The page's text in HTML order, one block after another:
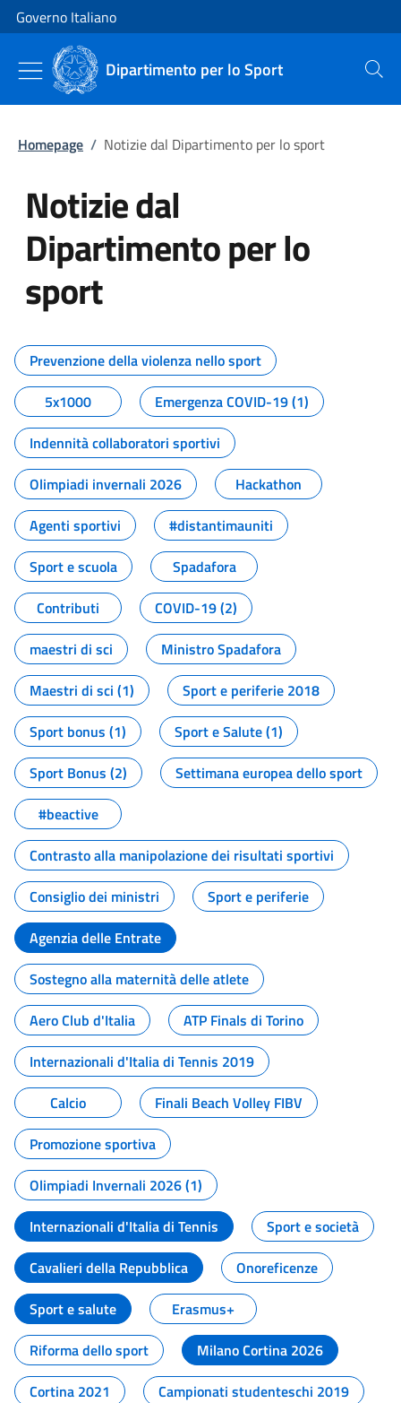
Vai al contenuto
Vai alla navigazione del sito
Governo Italiano
Dipartimento per lo Sport Cerca
Homepage / Notizie dal Dipartimento per lo sport
Notizie dal
Dipartimento per lo
sport
Tutti i contenuti della pagina
Prevenzione della violenza nello sport
5x1000
Emergenza COVID-19 (1)
Indennità collaboratori sportivi
Olimpiadi invernali 2026
Hackathon
Agenti sportivi
#distantimauniti
Sport e scuola
Spadafora
Contributi
COVID-19 (2)
maestri di sci
Ministro Spadafora
Maestri di sci (1)
Sport e periferie 2018
Sport bonus (1)
Sport e Salute (1)
Sport Bonus (2)
Settimana europea dello sport
#beactive
Contrasto alla manipolazione dei risultati sportivi
Consiglio dei ministri
Sport e periferie
Agenzia delle Entrate
Sostegno alla maternità delle atlete
Aero Club d'Italia
ATP Finals di Torino
Internazionali d'Italia di Tennis 2019
Calcio
Finali Beach Volley FIBV
Promozione sportiva
Olimpiadi Invernali 2026 (1)
Internazionali d'Italia di Tennis
Sport e società
Cavalieri della Repubblica
Onoreficenze
Sport e salute
Erasmus+
Riforma dello sport
Milano Cortina 2026
Cortina 2021
Campionati studenteschi 2019